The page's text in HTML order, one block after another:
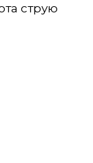
струю